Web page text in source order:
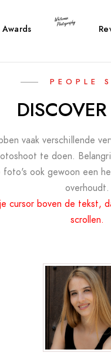
Awards
PEOPLE
vaak verschillende
te doen.
ook gewoon een
overhoudt.
cursor boven de tekst,
scrollen.